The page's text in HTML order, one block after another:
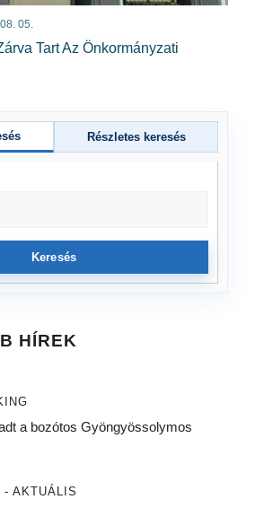
05.
Tart Az Önkormányzati
Részletes keresés
Keresés
HÍREK
a bozótos Gyöngyössolymos
- AKTUÁLIS